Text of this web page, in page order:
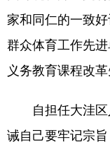
家和同仁的一致
群众体育工作先
义务教育课程改
自担任大洼区
诫自己要牢记宗